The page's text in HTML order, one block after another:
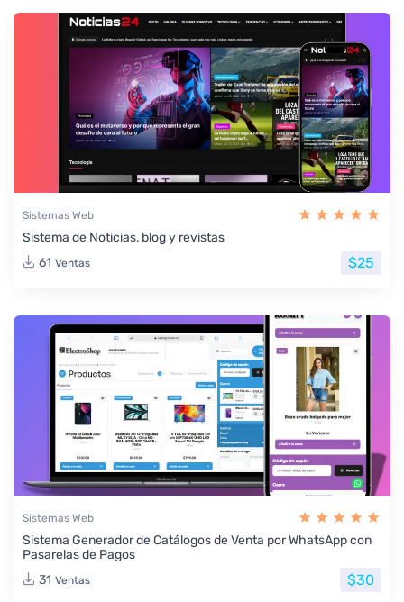
Sistemas Web
Sistema de Noticias, blog y revistas
61 Ventas $25
Sistemas Web
Sistema Generador de Catálogos de Venta por WhatsApp con
Pasarelas de Pagos
31 Ventas $30